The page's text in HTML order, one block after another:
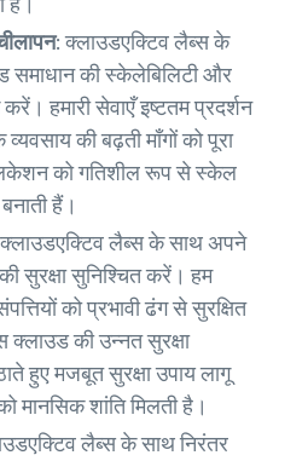
क्लाउडएक्टिव लैब्स के
की स्केलेबिलिटी और
हमारी सेवाएँ इष्टतम प्रदर्शन
की बढ़ती माँगों को पूरा
को गतिशील रूप से स्केल
हैं।
क्लाउडएक्टिव लैब्स के साथ अपने
सुरक्षा सुनिश्चित करें। हम
को प्रभावी ढंग से सुरक्षित
की उन्नत सुरक्षा
हुए मजबूत सुरक्षा उपाय लागू
शांति मिलती है।
लैब्स के साथ निरंतर